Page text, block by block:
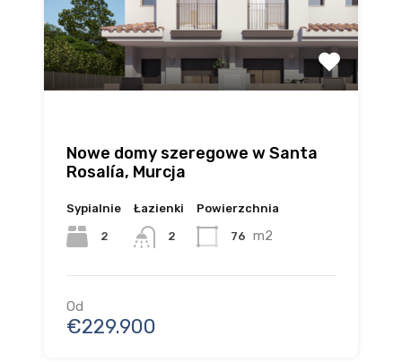
Nowe domy szeregowe w Santa
Rosalía, Murcja
Sypialnie
2
Łazienki
2
Powierzchnia
76 m2
Od
€229.900